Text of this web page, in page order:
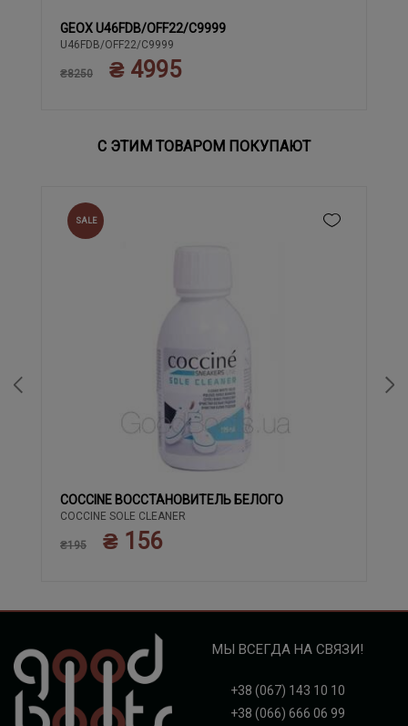
41 42 43 44
GEOX U46FDB/OFF22/C9999
U46FDB/OFF22/C9999
₴8250 ₴ 4995
С ЭТИМ ТОВАРОМ ПОКУПАЮТ
SALE
COCCINE ВОССТАНОВИТЕЛЬ БЕЛОГО
COCCINE SOLE CLEANER
₴195 ₴ 156
МЫ ВСЕГДА НА СВЯЗИ!
+38 (067) 143 10 10
+38 (066) 666 06 99